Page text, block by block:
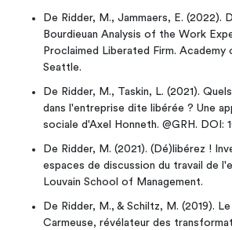
De Ridder, M., Jammaers, E. (2022).
Bourdieuan Analysis of the Work
Proclaimed Liberated Firm. Academy
Seattle.
De Ridder, M., Taskin, L. (2021).
dans l'entreprise dite libérée ? Une
sociale d'Axel Honneth. @GRH. DOI:
De Ridder, M. (2021). (Dé)libérez !
espaces de discussion du travail de
Louvain School of Management.
De Ridder, M., & Schiltz, M. (2019).
Carmeuse, révélateur des